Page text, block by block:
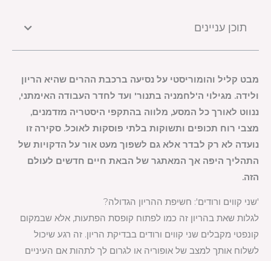
תוכן עניינים
מבט קליל והומוריסטי על נסיעה ברכבת ההרים שהיא הריון
ולידה. מגילוי ה'לחמניה בתנור' ועד לחדר העבודה האימתני,
ננווט לאורך כל המסע, מלווה בהתקפי היסטריה מזדמנים,
מצבי רוח תכופים ותשוקות בלתי פוסקות לאוכל. סקירה זו
נועדה לא רק לבדר אלא גם לשפוך מעט אור על הדקויות של
התהליך היפה אך המאתגר של הבאת חיים חדשים לעולם
הזה.
'שני קווים ורודים': חשיפת ההריון הגדולה?
לגלות שאת בהריון זה כמו לפתוח קופסת הפתעות, אלא שבמקום
קונפטי מקבלים שני קווים ורודים בבדיקת הריון. זה רגע שיכול
לשלוח אותך למצב של אופוריה או לגרום לך לתהות אם העיניים